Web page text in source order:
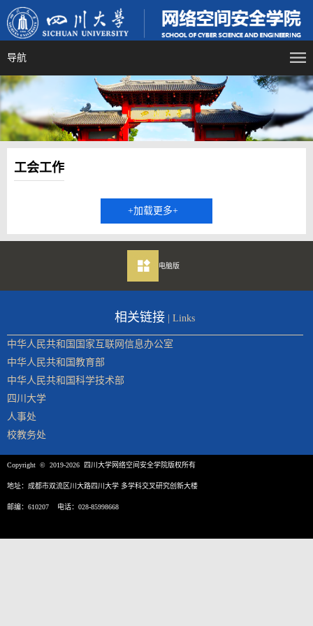
导航
工会工作
+加载更多+
电脑版
相关链接 | Links
中华人民共和国国家互联网信息办公室
中华人民共和国教育部
中华人民共和国科学技术部
四川大学
人事处
校教务处
Copyright © 2019-2026 四川大学网络空间安全学院版权所有
地址：成都市双流区川大路四川大学 多学科交叉研究创新大楼
邮编：610207 电话：028-85998668